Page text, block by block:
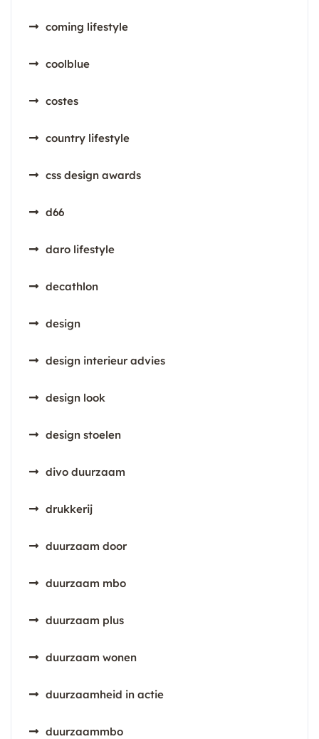
coming lifestyle
coolblue
costes
country lifestyle
css design awards
d66
daro lifestyle
decathlon
design
design interieur advies
design look
design stoelen
divo duurzaam
drukkerij
duurzaam door
duurzaam mbo
duurzaam plus
duurzaam wonen
duurzaamheid in actie
duurzaammbo